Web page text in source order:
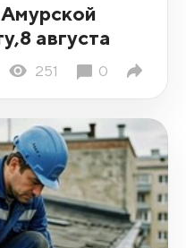
августа
251 0